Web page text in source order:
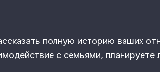
полную историю ваших
с семьями, планируете